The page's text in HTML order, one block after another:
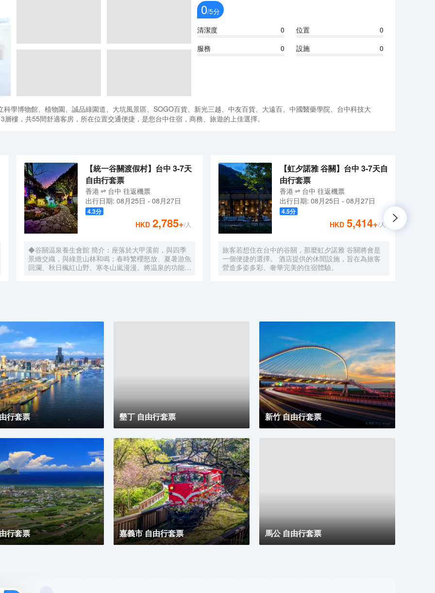
0/5分
清潔度
0 位置
0
服務
0 設施 0
學博物館、植物園、誠品綠園道、大坑風景區、SOGO百貨、新光三越、中友百貨、大遠百、中國醫藥學院、台中科技大
樓，共55間舒適客房，所在位置交通便捷，是您台中住宿，商務、旅遊的上佳選擇。
【統一谷關渡假村】台中 3-7天
自由行套票
香港 台中 往返機票
出行日期: 08月25日 - 08月27日
4.3分
HKD 2,785+/人
◆谷關温泉養生會館 簡介：座落於大甲溪前，與四季
景緻交織，與綠意山林和鳴；春時繁櫻怒放、夏暑游魚
回瀾、秋日楓紅山野、寒冬山嵐漫漫。將温泉的功能發
周圍特色景點：八仙山遊樂區、捎來吊橋、新社鄉百茹
【虹夕諾雅 谷關】台中 3-7天自
由行套票
香港 台中 往返機票
出行日期: 08月25日 - 08月27日
4.5分
HKD 5,414+/人
旅客若想住在台中的谷關，那麼虹夕諾雅 谷關將會是
一個便捷的選擇。 酒店提供的休閒設施，旨在為旅客
營造多姿多彩、奢華完美的住宿體驗。
行套票 墾丁 自由行套票 新竹 自由行套票
行套票 嘉義市 自由行套票 馬公 自由行套票